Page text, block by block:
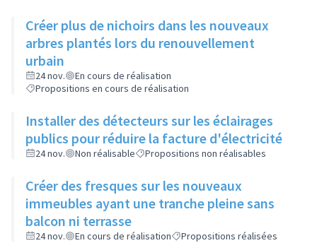
Créer plus de nichoirs dans les nouveaux
arbres plantés lors du renouvellement
urbain
24 nov.
En cours de réalisation
Propositions en cours de réalisation
Installer des détecteurs sur les éclairages
publics pour réduire la facture d'électricité
24 nov. Non réalisable Propositions non réalisables
Créer des fresques sur les nouveaux
immeubles ayant une tranche pleine sans
balcon ni terrasse
24 nov. En cours de réalisation Propositions réalisées